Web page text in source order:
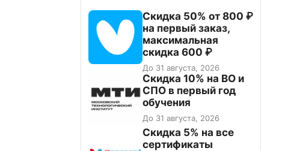
Скидка 50% от 800 ₽
на первый заказ,
максимальная
скидка 600 ₽
До 31 августа, 2026
Скидка 10% на ВО и
СПО в первый год
обучения
До 31 августа, 2026
Скидка 5% на все
сертификаты